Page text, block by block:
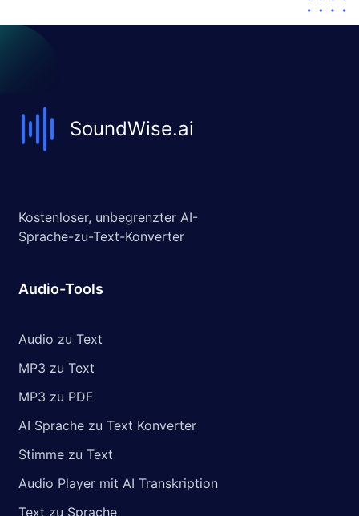
SoundWise.ai
Kostenloser, unbegrenzter AI-
Sprache-zu-Text-Konverter
Audio-Tools
Audio zu Text
MP3 zu Text
MP3 zu PDF
AI Sprache zu Text Konverter
Stimme zu Text
Audio Player mit AI Transkription
Text zu Sprache